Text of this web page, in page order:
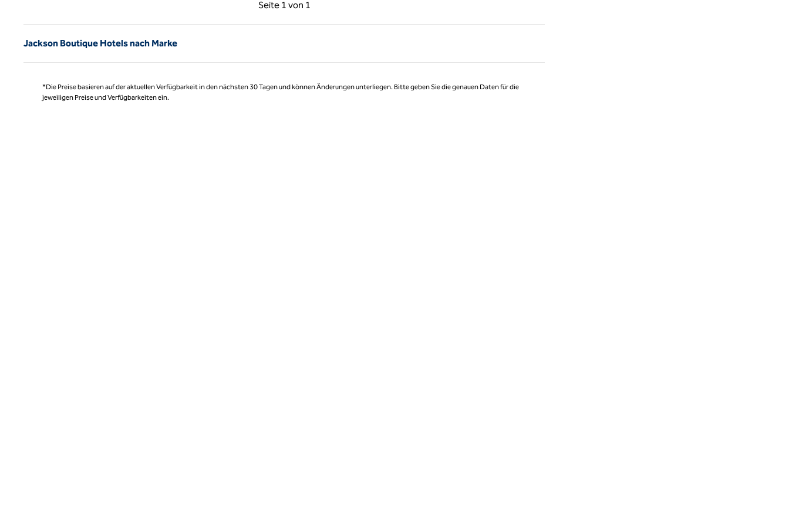
Seite 1 von 1
Seite 1 von 1
Jackson Boutique Hotels nach Marke
*Die Preise basieren auf der aktuellen Verfügbarkeit in den nächsten 30 Tagen und können Änderungen unterliegen. Bitte geben Sie die genauen Daten für die
jeweiligen Preise und Verfügbarkeiten ein.